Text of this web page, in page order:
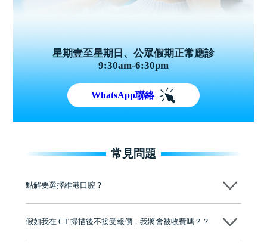
星期壹至星期日、公眾假期正常應診
9:30am-6:30pm
WhatsApp聯絡
常見問題
點解要選擇維港口腔？
維港口腔踐行「醫道濟世」的大學校訓，各分院匯聚來自香港、內地的
牌」、「2025香港企業領袖品牌」，是諾貝爾種植系統全球放心植牙中
至今已服務超過三十個國家和地區的顧客，受到粵港澳大灣區及周邊城
假如我在 CT 掃描後不接受報價，我將會被收費嗎？？